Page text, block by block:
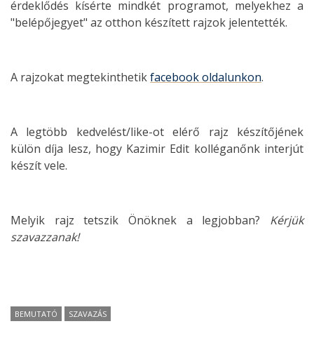
érdeklődés kísérte mindkét programot, melyekhez a
"belépőjegyet" az otthon készített rajzok jelentették.
A rajzokat megtekinthetikfacebook oldalunkon.
A legtöbb kedvelést/like-ot elérő rajz készítőjének
külön díja lesz, hogy Kazimir Edit kolléganőnk interjút
készít vele.
Melyik rajz tetszik Önöknek a legjobban? Kérjük
szavazzanak!
BEMUTATÓ SZAVAZÁS